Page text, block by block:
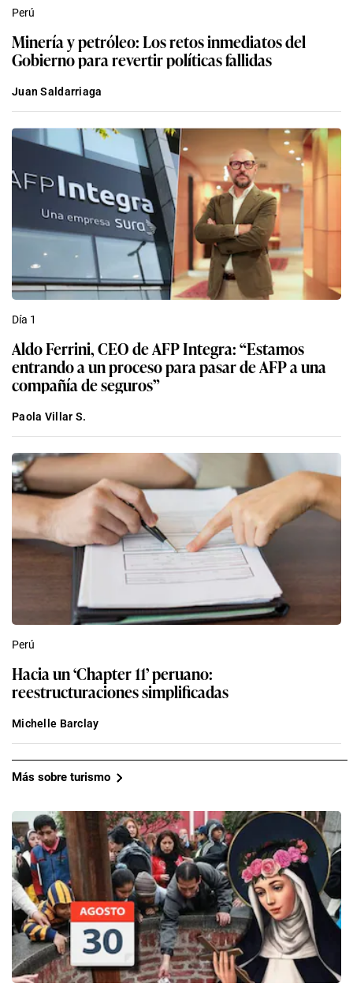
Perú
Minería y petróleo: Los retos inmediatos del
Gobierno para revertir políticas fallidas
Juan Saldarriaga
Día 1
Aldo Ferrini, CEO de AFP Integra: “Estamos
entrando a un proceso para pasar de AFP a una
compañía de seguros”
Paola Villar S.
Perú
Hacia un ‘Chapter 11’ peruano:
reestructuraciones simplificadas
Michelle Barclay
Más sobre turismo